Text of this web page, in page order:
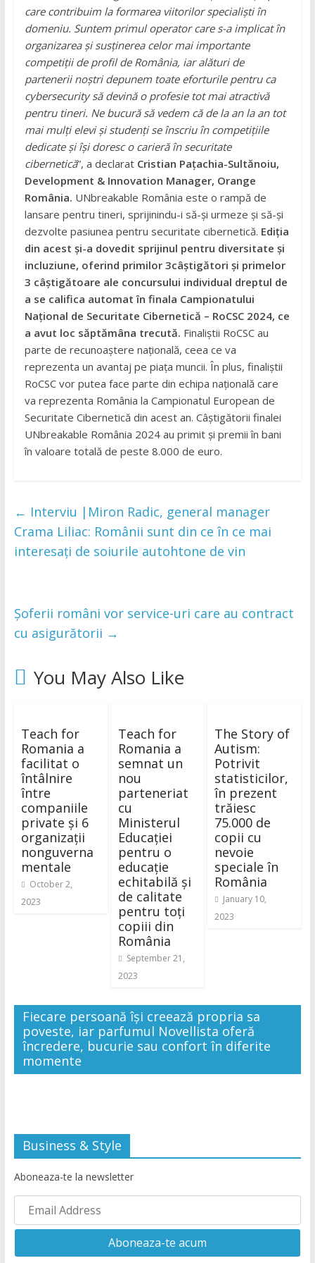
care contribuim la formarea viitorilor specialiști în
domeniu. Suntem primul operator care s-a implicat în
organizarea și susținerea celor mai importante
competiții de profil de România, iar alături de
partenerii noștri depunem toate eforturile pentru ca
cybersecurity să devină o profesie tot mai atractivă
pentru tineri. Ne bucură să vedem că de la an la an tot
mai mulți elevi și studenți se înscriu în competițiile
dedicate și își doresc o carieră în securitate
cibernetică”, a declarat Cristian Pațachia-Sultănoiu,
Development & Innovation Manager, Orange
România. UNbreakable România este o rampă de
lansare pentru tineri, sprijinindu-i să-și urmeze și să-și
dezvolte pasiunea pentru securitate cibernetică. Ediția
din acest și-a dovedit sprijinul pentru diversitate și
incluziune, oferind primilor 3câștigători și primelor
3 câștigătoare ale concursului individual dreptul de
a se califica automat în finala Campionatului
Național de Securitate Cibernetică – RoCSC 2024, ce
a avut loc săptămâna trecută. Finaliștii RoCSC au
parte de recunoaștere națională, ceea ce va
reprezenta un avantaj pe piața muncii. În plus, finaliștii
RoCSC vor putea face parte din echipa națională care
va reprezenta România la Campionatul European de
Securitate Cibernetică din acest an. Câștigătorii finalei
UNbreakable România 2024 au primit și premii în bani
în valoare totală de peste 8.000 de euro.
← Interviu |Miron Radic, general manager
Crama Liliac: Românii sunt din ce în ce mai
interesați de soiurile autohtone de vin
Șoferii români vor service-uri care au contract
cu asigurătorii →
You May Also Like
Teach for
Romania a
facilitat o
întâlnire
între
companiile
private și 6
organizații
nonguverna
mentale
October 2,
2023
Teach for
Romania a
semnat un
nou
parteneriat
cu
Ministerul
Educației
pentru o
educație
echitabilă și
de calitate
pentru toți
copiii din
România
September 21,
2023
The Story of
Autism:
Potrivit
statisticilor,
în prezent
trăiesc
75.000 de
copii cu
nevoie
speciale în
România
January 10,
2023
Fiecare persoană își creează propria sa
poveste, iar parfumul Novellista oferă
încredere, bucurie sau confort în diferite
momente
Business & Style
Aboneaza-te la newsletter